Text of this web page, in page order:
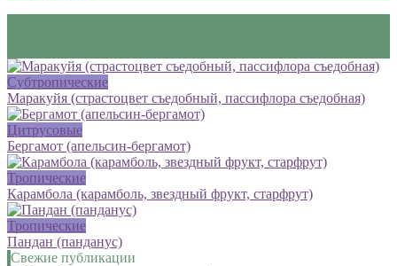
Субтропические
Маракуйя (страстоцвет съедобный, пассифлора съедобная)
Цитрусовые
Бергамот (апельсин-бергамот)
Тропические
Карамбола (карамболь, звездный фрукт, старфрут)
Тропические
Пандан (панданус)
Свежие публикации